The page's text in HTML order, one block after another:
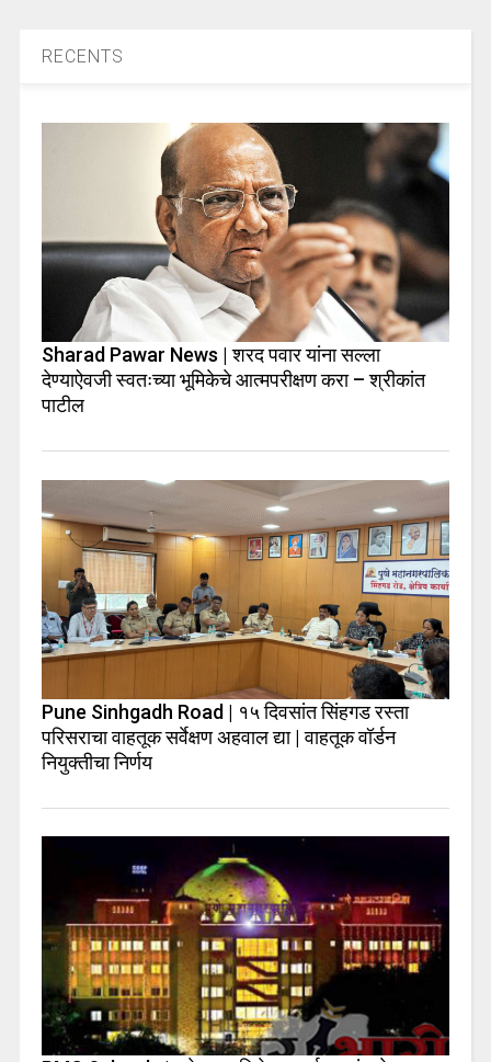
RECENTS
Sharad Pawar News | शरद पवार यांना सल्ला
देण्याऐवजी स्वतःच्या भूमिकेचे आत्मपरीक्षण करा – श्रीकांत
पाटील
Pune Sinhgadh Road | १५ दिवसांत सिंहगड रस्ता
परिसराचा वाहतूक सर्वेक्षण अहवाल द्या | वाहतूक वॉर्डन
नियुक्तीचा निर्णय